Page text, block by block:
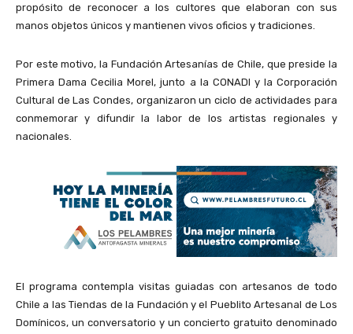
propósito de reconocer a los cultores que elaboran con sus
manos objetos únicos y mantienen vivos oficios y tradiciones.
Por este motivo, la Fundación Artesanías de Chile, que preside la
Primera Dama Cecilia Morel, junto a la CONADI y la Corporación
Cultural de Las Condes, organizaron un ciclo de actividades para
conmemorar y difundir la labor de los artistas regionales y
nacionales.
El programa contempla visitas guiadas con artesanos de todo
Chile a las Tiendas de la Fundación y el Pueblito Artesanal de Los
Domínicos, un conversatorio y un concierto gratuito denominado